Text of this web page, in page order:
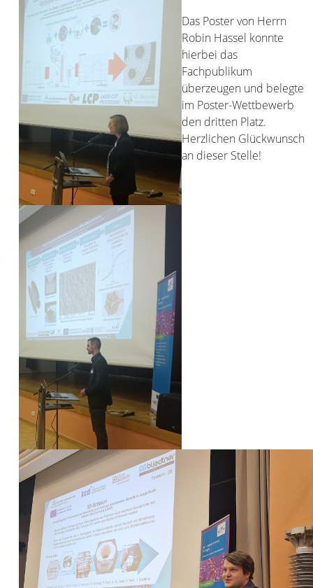
Das Poster von Herrn
Robin Hassel konnte
hierbei das
Fachpublikum
überzeugen und belegte
im Poster-Wettbewerb
den dritten Platz.
Herzlichen Glückwunsch
an dieser Stelle!